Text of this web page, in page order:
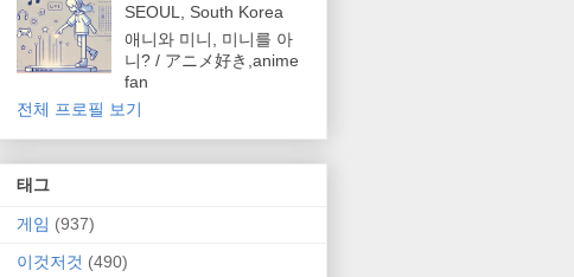
SEOUL, South Korea
애니와 미니, 미니를 아
니? / アニメ好き,anime
fan
전체 프로필 보기
태그
게임 (937)
이것저것 (490)